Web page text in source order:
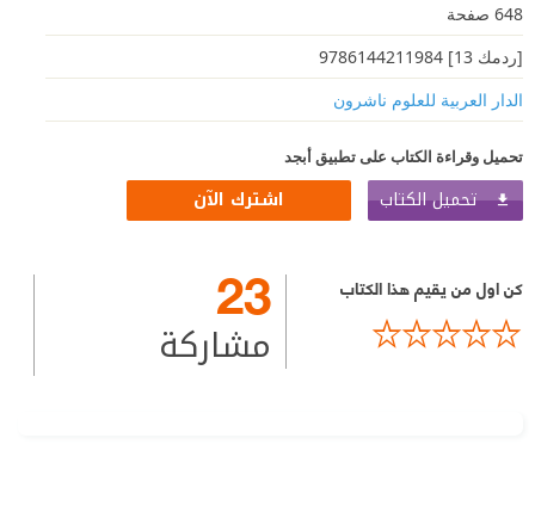
648 صفحة
[ردمك 13] 9786144211984
الدار العربية للعلوم ناشرون
تحميل وقراءة الكتاب على تطبيق أبجد
تحميل الكتاب اشترك الآن
كن اول من يقيم هذا الكتاب 23
مشاركة